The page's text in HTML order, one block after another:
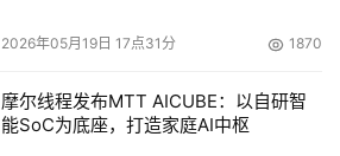
2026年05月19日 17点31分 1870
摩尔线程发布MTT AICUBE：以自研智
能SoC为底座，打造家庭AI中枢